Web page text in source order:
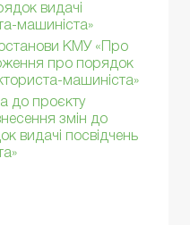
видачі
машиніста»
КМУ «Про
про порядок
машиніста»
до проєкту
змін до
видачі посвідчень